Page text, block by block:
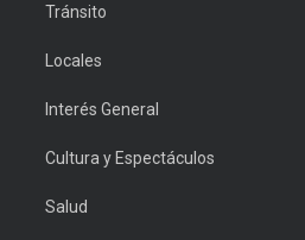
Tránsito
Locales
Interés General
Cultura y Espectáculos
Salud